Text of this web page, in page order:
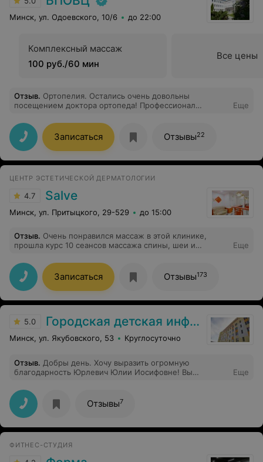
Минск, ул. Одоевского, 10/6 до 22:00
Комплексный массаж
100 руб./60 мин
Все цены
Отзыв. Ортопелия. Остались очень довольны
посещением доктора ортопеда! Профессионал
делу.Рекомендую. Огромная благодарность доктору
Богданову Е. В.
Еще
Записаться Отзывы22
ЦЕНТР ЭСТЕТИЧЕСКОЙ ДЕРМАТОЛОГИИ
4.7 Salve
Минск, ул. Притыцкого, 29-529 до 15:00
Отзыв. Очень понравился массаж в этой клинике,
прошла курс 10 сеансов массажа спины, шеи и
мышцах, рука восстановилась, спасибо большое
массажисту Олегу
Еще
Записаться Отзывы173
5.0 Городская детская инфекционная клиническая больница
Минск, ул. Якубовского, 53 Круглосуточно
Отзыв. Добры день. Хочу выразить огромную
благодарность Юрлевич Юлии Иосифовне! Вы
сердечной теплотой. Спасибо вам за внимательный
уход и чуткость по отношению к пациентам. Я с сыном
попала в инфекционную больницу с особым случаем.
Благодаря вам, а также доценту к.м.н. Русикевичу С.С.
была проведена полная диагностика и оперативно
Еще
Отзывы7
ФИТНЕС-СТУДИЯ